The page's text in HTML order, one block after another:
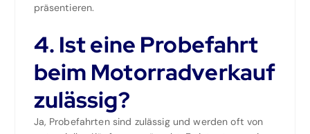
präsentieren.
4. Ist eine Probefahrt
beim Motorradverkauf
zulässig?
Ja, Probefahrten sind zulässig und werden oft von